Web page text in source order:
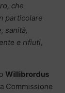
che
particolare
sanità,
e rifiuti,
Willibrordus
Commissione